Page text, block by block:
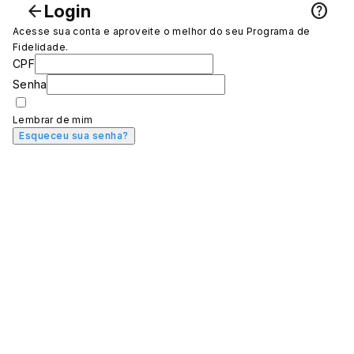
arrow_backLogin help_outline
Acesse sua conta e aproveite o melhor do seu Programa de
Fidelidade.
CPF
Senha
Lembrar de mim
Esqueceu sua senha?